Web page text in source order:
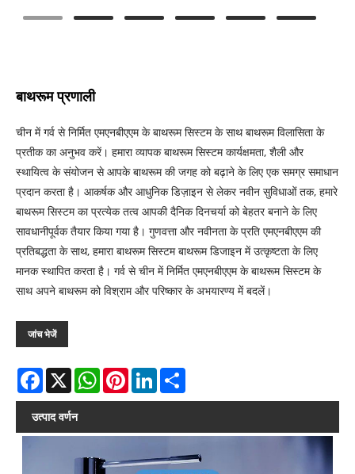
बाथरूम प्रणाली
चीन में गर्व से निर्मित एमएनबीएएम के बाथरूम सिस्टम के साथ बाथरूम विलासिता के
प्रतीक का अनुभव करें। हमारा व्यापक बाथरूम सिस्टम कार्यक्षमता, शैली और
स्थायित्व के संयोजन से आपके बाथरूम की जगह को बढ़ाने के लिए एक समग्र समाधान
प्रदान करता है। आकर्षक और आधुनिक डिज़ाइन से लेकर नवीन सुविधाओं तक, हमारे
बाथरूम सिस्टम का प्रत्येक तत्व आपकी दैनिक दिनचर्या को बेहतर बनाने के लिए
सावधानीपूर्वक तैयार किया गया है। गुणवत्ता और नवीनता के प्रति एमएनबीएएम की
प्रतिबद्धता के साथ, हमारा बाथरूम सिस्टम बाथरूम डिजाइन में उत्कृष्टता के लिए
मानक स्थापित करता है। गर्व से चीन में निर्मित एमएनबीएएम के बाथरूम सिस्टम के
साथ अपने बाथरूम को विश्राम और परिष्कार के अभयारण्य में बदलें।
जांच भेजें
Facebook
X WhatsAppPinterestLinkedIn
उत्पाद वर्णन